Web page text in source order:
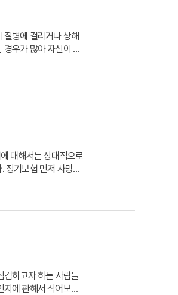
질병에 걸리거나 상해
우가 많아 자신이 가
대해서는 상대적으로
정기보험 먼저 사망보
검하고자 하는 사람들
에 관해서 적어보려